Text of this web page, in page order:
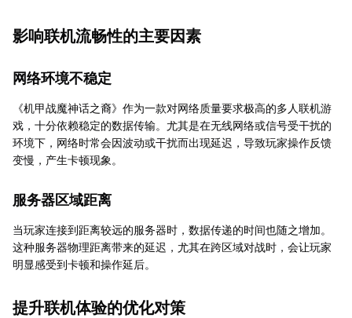
影响联机流畅性的主要因素
网络环境不稳定
《机甲战魔神话之裔》作为一款对网络质量要求极高的多人联机游
戏，十分依赖稳定的数据传输。尤其是在无线网络或信号受干扰的
环境下，网络时常会因波动或干扰而出现延迟，导致玩家操作反馈
变慢，产生卡顿现象。
服务器区域距离
当玩家连接到距离较远的服务器时，数据传递的时间也随之增加。
这种服务器物理距离带来的延迟，尤其在跨区域对战时，会让玩家
明显感受到卡顿和操作延后。
提升联机体验的优化对策